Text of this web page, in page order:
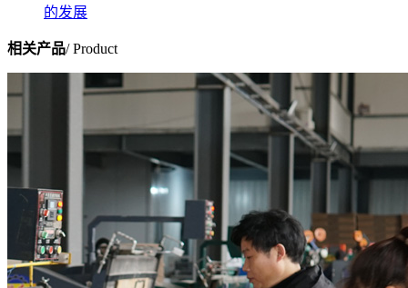
的发展
相关产品/ Product